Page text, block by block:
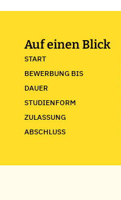
Auf einen Blick
START
BEWERBUNG BIS
DAUER
STUDIENFORM
ZULASSUNG
ABSCHLUSS